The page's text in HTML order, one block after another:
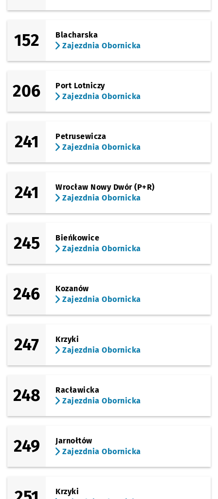
152
Blacharska
Zajezdnia Obornicka
206
Port Lotniczy
Zajezdnia Obornicka
241
Petrusewicza
Zajezdnia Obornicka
241
Wrocław Nowy Dwór (P+R)
Zajezdnia Obornicka
245
Bieńkowice
Zajezdnia Obornicka
246
Kozanów
Zajezdnia Obornicka
247
Krzyki
Zajezdnia Obornicka
248
Racławicka
Zajezdnia Obornicka
249
Jarnołtów
Zajezdnia Obornicka
Krzyki